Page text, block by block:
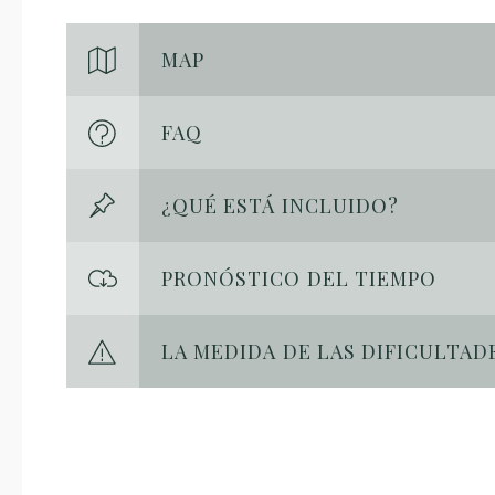
MAP
FAQ
¿QUÉ ESTÁ INCLUIDO?
PRONÓSTICO DEL TIEMPO
LA MEDIDA DE LAS